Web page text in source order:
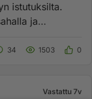
istutuksilta.
ja
34 1503 0
Vastattu 7v